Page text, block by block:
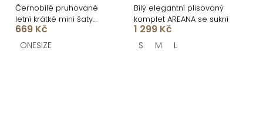
Černobílé pruhované
letní krátké mini šaty
BALUNE
669 Kč
ONESIZE
Bílý elegantní plisovaný
komplet AREANA se sukní
1 299 Kč
S M L